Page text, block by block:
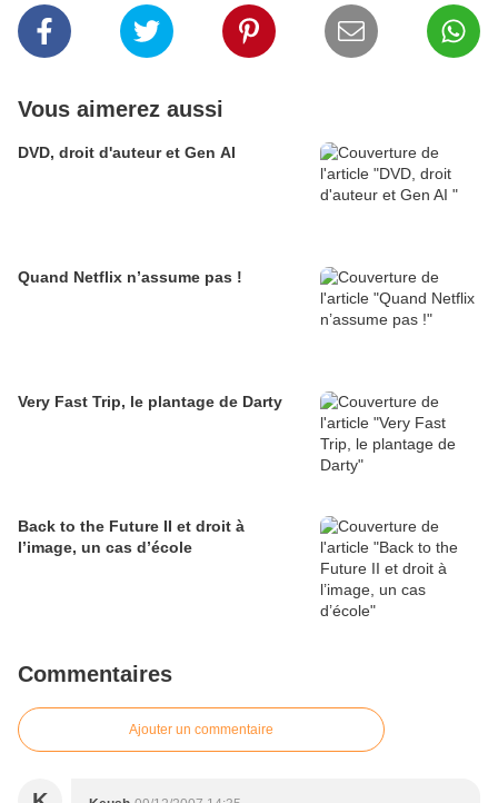
Vous aimerez aussi
DVD, droit d'auteur et Gen AI
Quand Netflix n’assume pas !
Very Fast Trip, le plantage de Darty
Back to the Future II et droit à
l’image, un cas d’école
Commentaires
Ajouter un commentaire